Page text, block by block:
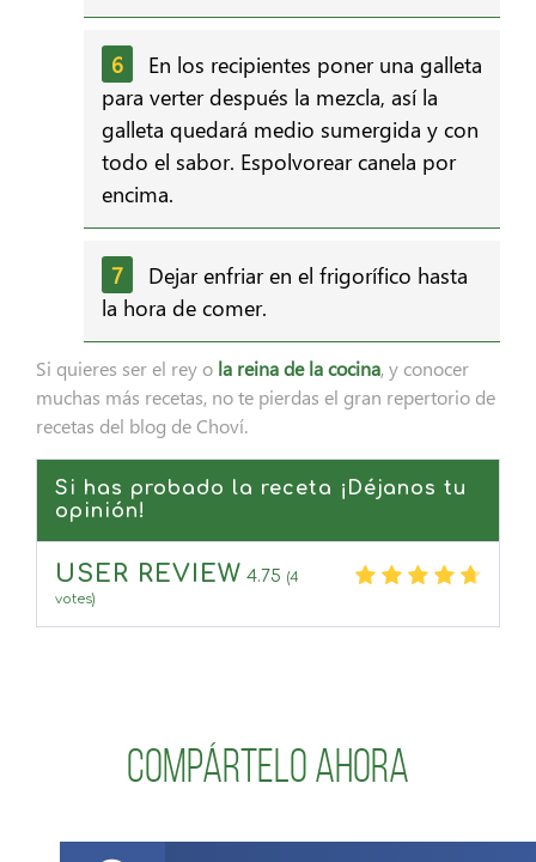
En los recipientes poner una galleta
para verter después la mezcla, así la
galleta quedará medio sumergida y con
todo el sabor. Espolvorear canela por
encima.
Dejar enfriar en el frigorífico hasta
la hora de comer.
Si quieres ser el rey o la reina de la cocina, y conocer
muchas más recetas, no te pierdas el gran repertorio de
recetas del blog de Choví.
Si has probado la receta ¡Déjanos tu
opinión!
USER REVIEW 4.75 (4
votes)
Compártelo ahora